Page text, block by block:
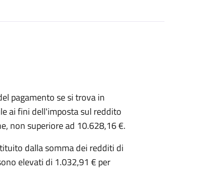
pagamento se si trova in
ai fini dell'imposta sul reddito
non superiore ad 10.628,16 €.
dalla somma dei redditi di
elevati di 1.032,91 € per